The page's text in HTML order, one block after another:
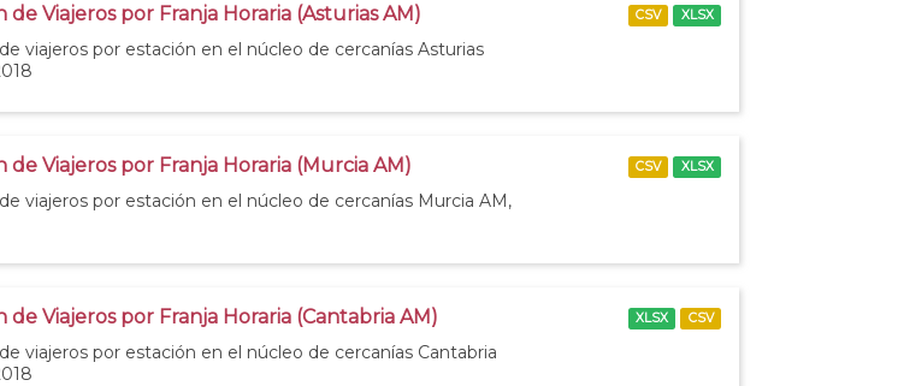
de Viajeros por Franja Horaria (Asturias AM)
viajeros por estación en el núcleo de cercanías Asturias
CSV XLSX
de Viajeros por Franja Horaria (Murcia AM)
viajeros por estación en el núcleo de cercanías Murcia AM,
CSV XLSX
de Viajeros por Franja Horaria (Cantabria AM)
viajeros por estación en el núcleo de cercanías Cantabria
XLSX CSV